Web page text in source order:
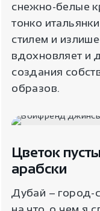
снежно-белые
тонко
стилем и
вдохновляет и
создания
образов.
Цветок
арабски
Дубай – город-